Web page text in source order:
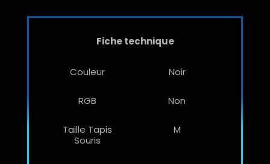
Fiche technique
Couleur Noir
RGB Non
Taille Tapis
Souris
M